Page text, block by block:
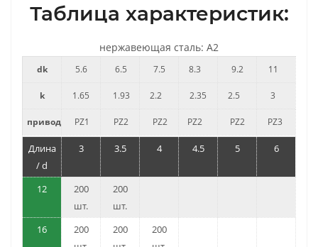
Таблица характеристик:
нержавеющая сталь: A2
dk 5.6 6.5 7.5 8.3 9.2 11
k 1.65 1.93 2.2 2.35 2.5 3
привод PZ1 PZ2 PZ2 PZ2 PZ2 PZ3
Длина
/ d
3 3.5 4 4.5 5 6
12
200
шт.
200
шт.
16
200
200
200